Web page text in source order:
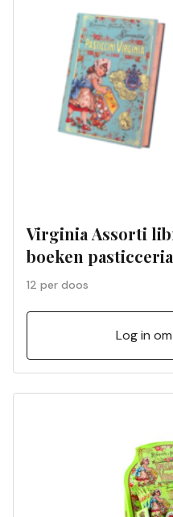
Virginia Assorti
boeken
doos)
12 per doos
Log in